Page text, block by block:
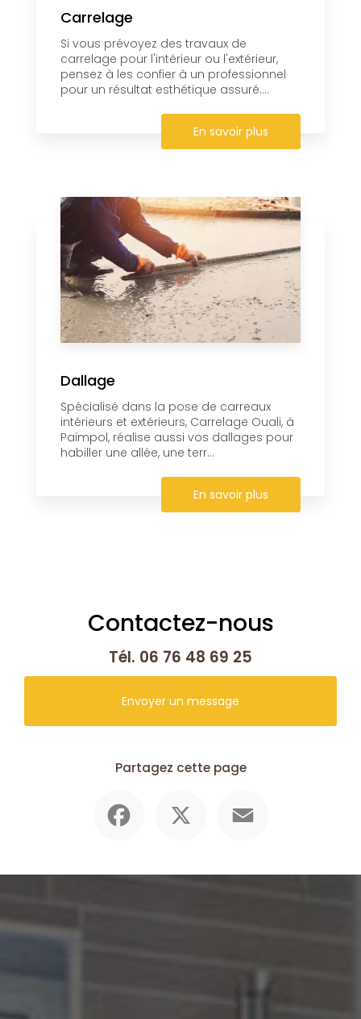
Carrelage
Si vous prévoyez des travaux de
carrelage pour l'intérieur ou l'extérieur,
pensez à les confier à un professionnel
pour un résultat esthétique assuré....
En savoir plus
Dallage
Spécialisé dans la pose de carreaux
intérieurs et extérieurs, Carrelage Ouali, à
Paimpol, réalise aussi vos dallages pour
habiller une allée, une terr...
En savoir plus
Contactez-nous
Tél. 06 76 48 69 25
Envoyer un message
Partagez cette page